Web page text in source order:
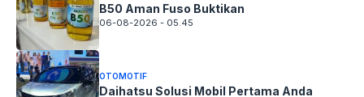
B50 Aman Fuso Buktikan
06-08-2026 - 05.45
OTOMOTIF
Daihatsu Solusi Mobil Pertama Anda